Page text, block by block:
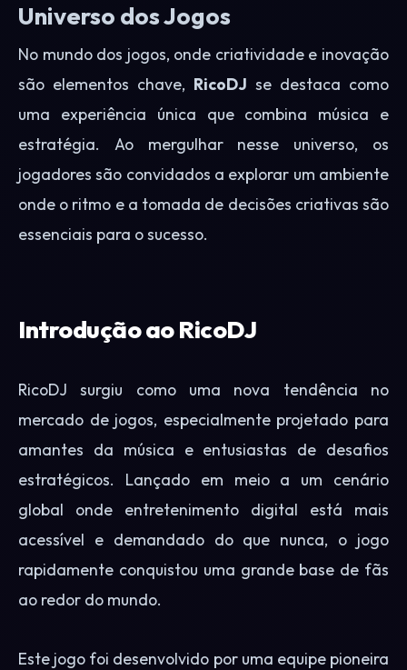
Universo dos Jogos
No mundo dos jogos, onde criatividade e inovação
são elementos chave, RicoDJ se destaca como
uma experiência única que combina música e
estratégia. Ao mergulhar nesse universo, os
jogadores são convidados a explorar um ambiente
onde o ritmo e a tomada de decisões criativas são
essenciais para o sucesso.
Introdução ao RicoDJ
RicoDJ surgiu como uma nova tendência no
mercado de jogos, especialmente projetado para
amantes da música e entusiastas de desafios
estratégicos. Lançado em meio a um cenário
global onde entretenimento digital está mais
acessível e demandado do que nunca, o jogo
rapidamente conquistou uma grande base de fãs
ao redor do mundo.
Este jogo foi desenvolvido por uma equipe pioneira